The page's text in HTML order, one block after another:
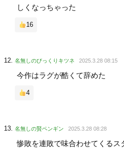
しくなっちゃった
16
名無しのびっくりキツネ 2025.3.28 08:15
今作はラグが酷くて辞めた
4
名無しの賢ペンギン 2025.3.28 08:28
惨敗を連敗で味合わせてくるス